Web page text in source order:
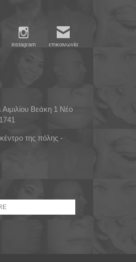
instagram επικοινωνία
Βεάκη 1 Νέο
της πόλης -